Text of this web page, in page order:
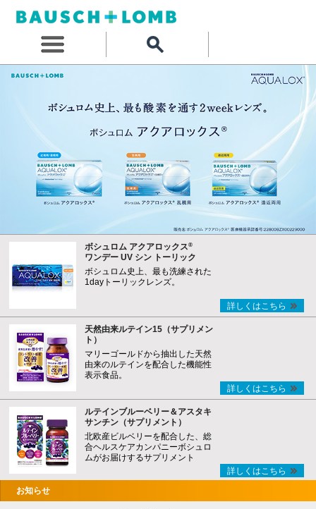
ボシュロム アクアロックス®
ワンデー UV シン トーリック
ボシュロム史上、最も洗練された
1dayトーリックレンズ。
詳しくはこちら
天然由来ルテイン15（サプリメン
ト）
マリーゴールドから抽出した天然
由来のルテインを配合した機能性
表示食品。
詳しくはこちら
ルテインブルーベリー＆アスタキ
サンチン（サプリメント）
北欧産ビルベリーを配合した、総
合ヘルスケアカンパニーボシュロ
ムがお届けするサプリメント
詳しくはこちら
お知らせ